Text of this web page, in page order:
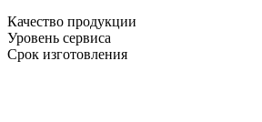
Качество продукции
Уровень сервиса
Срок изготовления